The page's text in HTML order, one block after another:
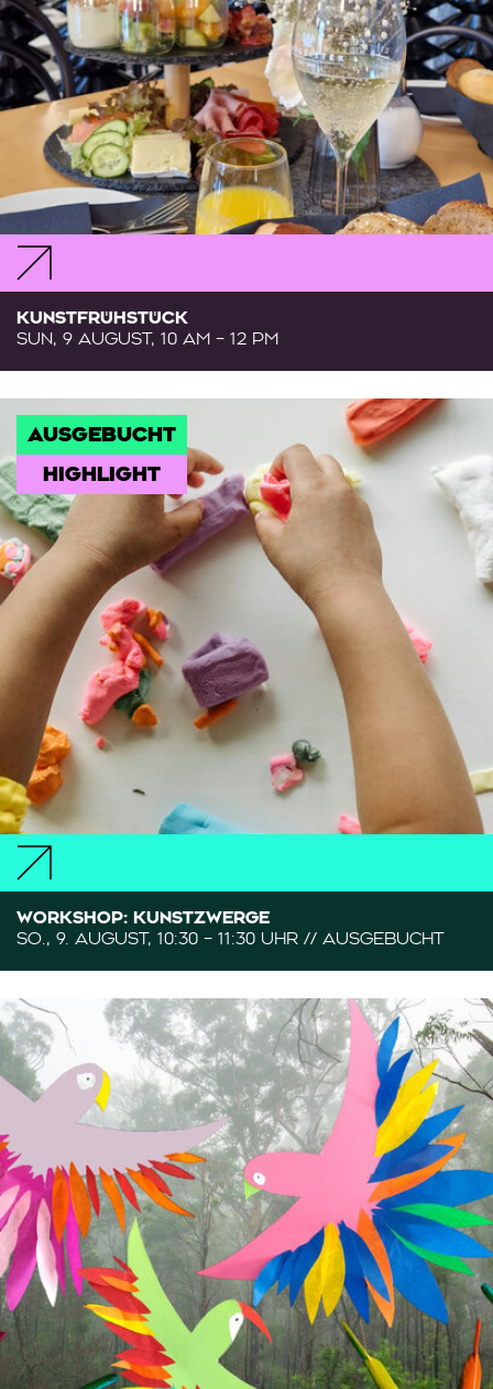
KUNSTFRÜHSTÜCK
SUN, 9 AUGUST, 10 AM – 12 PM
AUSGEBUCHT
HIGHLIGHT
WORKSHOP: KUNSTZWERGE
SO., 9. AUGUST, 10:30 – 11:30 UHR // AUSGEBUCHT